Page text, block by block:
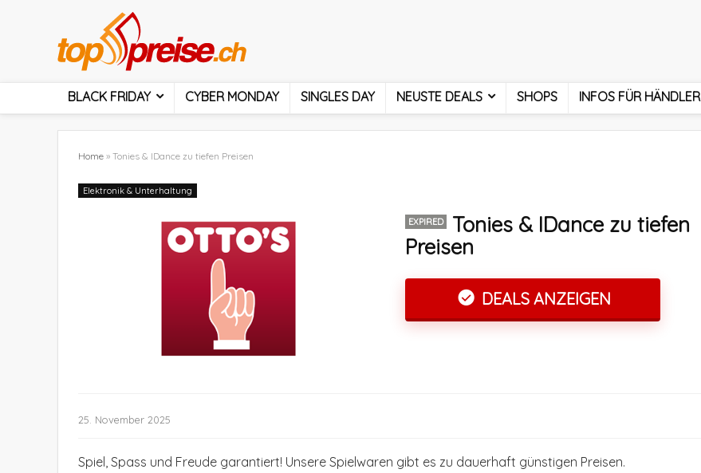
BLACK FRIDAY CYBER MONDAY SINGLES DAY NEUSTE DEALS SHOPS INFOS FÜR HÄNDLER
Home » Tonies & IDance zu tiefen Preisen
Elektronik & Unterhaltung
EXPIRED
Tonies & IDance zu tiefen
Preisen
DEALS ANZEIGEN
25. November 2025
Spiel, Spass und Freude garantiert! Unsere Spielwaren gibt es zu dauerhaft günstigen Preisen.